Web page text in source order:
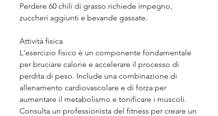
Perdere 60 chili di grasso richiede impegno,
zuccheri aggiunti e bevande gassate.
Attività fisica
L'esercizio fisico è un componente fondamentale
per bruciare calorie e accelerare il processo di
perdita di peso. Include una combinazione di
allenamento cardiovascolare e di forza per
aumentare il metabolismo e tonificare i muscoli.
Consulta un professionista del fitness per creare un